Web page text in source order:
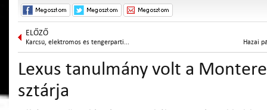
ELŐZŐ
Karcsú, elektromos és tengerparti... Hazai
Lexus tanulmány volt a
sztárja